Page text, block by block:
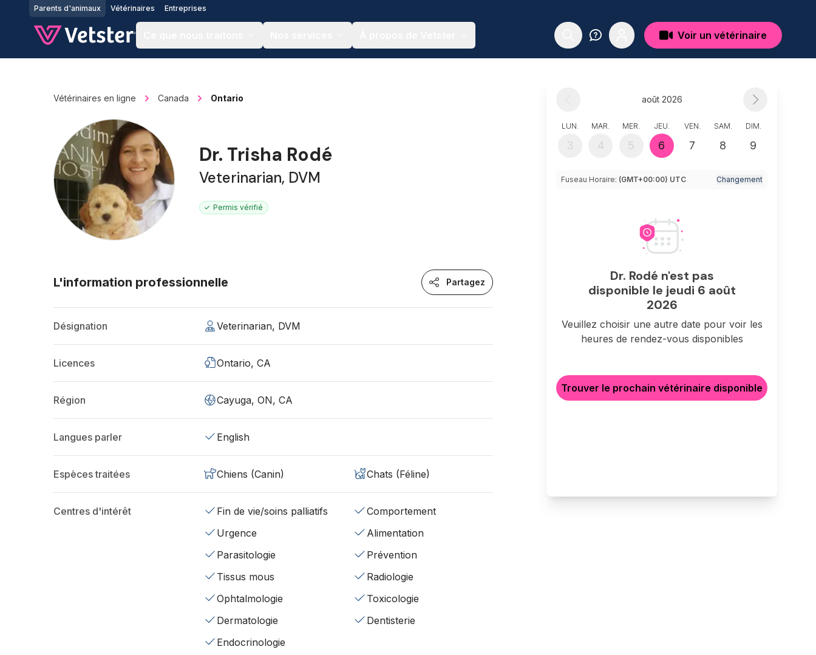
Jump to main content
Parents d'animaux Vétérinaires Entreprises
Voir un vétérinaire
Vétérinaires en ligne Canada Ontario
Dr. Trisha Rodé
Veterinarian, DVM
Permis vérifié
L'information professionnelle Partagez
Désignation Veterinarian, DVM
Licences Ontario, CA
Région Cayuga, ON, CA
Langues parler English
Espèces traitées Chiens (Canin) Chats (Féline)
Centres d'intérêt Fin de vie/soins palliatifs
Comportement
Urgence
Alimentation
Parasitologie
Prévention
Tissus mous
Radiologie
Ophtalmologie
Toxicologie
Dermatologie
Dentisterie
Endocrinologie
août 2026
LUN.
3
MAR.
4
MER.
5
JEU.
6
VEN.
7
SAM.
8
DIM.
9
Fuseau Horaire: (GMT+00:00) UTC Changement
Dr. Rodé n'est pas
disponible le jeudi 6 août
2026
Veuillez choisir une autre date pour voir les
heures de rendez-vous disponibles
Trouver le prochain vétérinaire disponible